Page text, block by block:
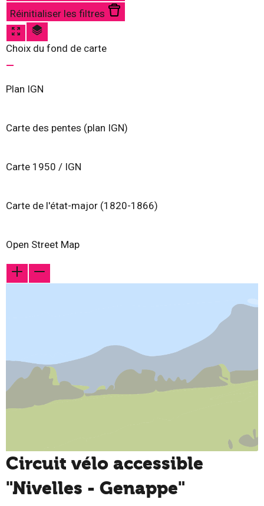
Réinitialiser les filtres
Choix du fond de carte
Plan IGN
Carte des pentes (plan IGN)
Carte 1950 / IGN
Carte de l'état-major (1820-1866)
Open Street Map
Circuit vélo accessible
"Nivelles - Genappe"